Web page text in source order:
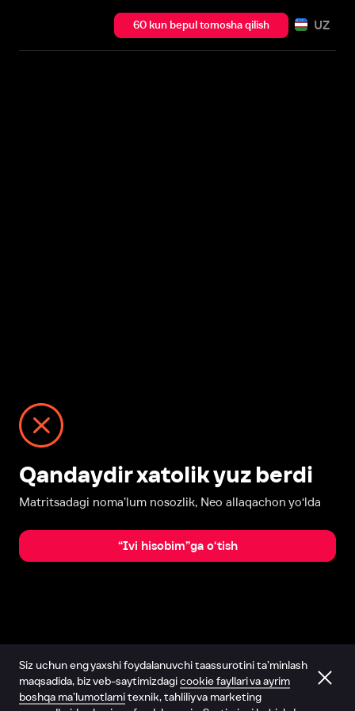
60 kun bepul tomosha qilish UZ
Qandaydir xatolik yuz berdi
Matritsadagi noma’lum nosozlik, Neo allaqachon yo‘lda
“Ivi hisobim”ga o‘tish
Siz uchun eng yaxshi foydalanuvchi taassurotini ta’minlash
maqsadida, biz veb-saytimizdagicookie fayllari va ayrim
boshqa ma’lumotlarnitexnik, tahliliy va marketing